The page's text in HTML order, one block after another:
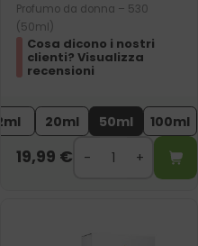
Profumo da donna – 530
(50ml)
Cosa dicono i nostri
clienti? Visualizza
recensioni
2ml 20ml 50ml 100ml
19,99 €